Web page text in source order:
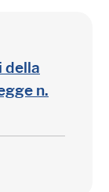
della
n.